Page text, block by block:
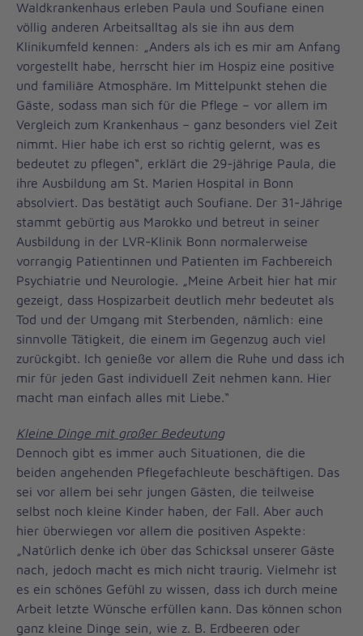
Waldkrankenhaus erleben Paula und Soufiane einen
völlig anderen Arbeitsalltag als sie ihn aus dem
Klinikumfeld kennen: „Anders als ich es mir am Anfang
vorgestellt habe, herrscht hier im Hospiz eine positive
und familiäre Atmosphäre. Im Mittelpunkt stehen die
Gäste, sodass man sich für die Pflege – vor allem im
Vergleich zum Krankenhaus – ganz besonders viel Zeit
nimmt. Hier habe ich erst so richtig gelernt, was es
bedeutet zu pflegen“, erklärt die 29-jährige Paula, die
ihre Ausbildung am St. Marien Hospital in Bonn
absolviert. Das bestätigt auch Soufiane. Der 31-Jährige
stammt gebürtig aus Marokko und betreut in seiner
Ausbildung in der LVR-Klinik Bonn normalerweise
vorrangig Patientinnen und Patienten im Fachbereich
Psychiatrie und Neurologie. „Meine Arbeit hier hat mir
gezeigt, dass Hospizarbeit deutlich mehr bedeutet als
Tod und der Umgang mit Sterbenden, nämlich: eine
sinnvolle Tätigkeit, die einem im Gegenzug auch viel
zurückgibt. Ich genieße vor allem die Ruhe und dass ich
mir für jeden Gast individuell Zeit nehmen kann. Hier
macht man einfach alles mit Liebe.“
Kleine Dinge mit großer Bedeutung
Dennoch gibt es immer auch Situationen, die die
beiden angehenden Pflegefachleute beschäftigen. Das
sei vor allem bei sehr jungen Gästen, die teilweise
selbst noch kleine Kinder haben, der Fall. Aber auch
hier überwiegen vor allem die positiven Aspekte:
„Natürlich denke ich über das Schicksal unserer Gäste
nach, jedoch macht es mich nicht traurig. Vielmehr ist
es ein schönes Gefühl zu wissen, dass ich durch meine
Arbeit letzte Wünsche erfüllen kann. Das können schon
ganz kleine Dinge sein, wie z. B. Erdbeeren oder